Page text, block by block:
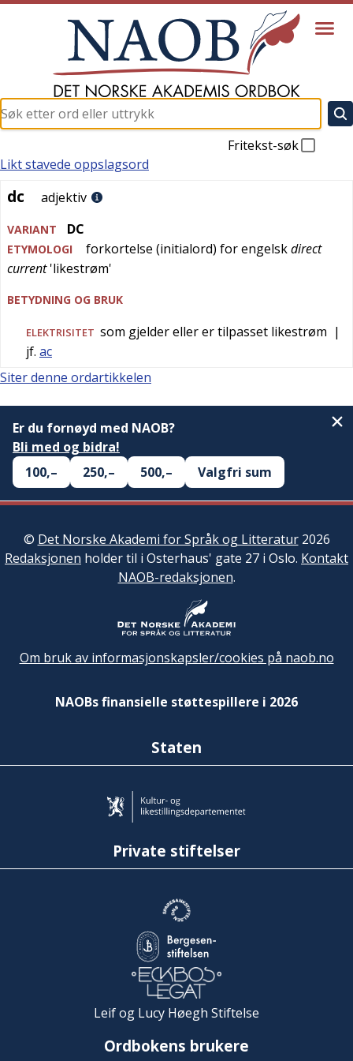
Fritekst-søk
dc
Likt stavede oppslagsord
dc adjektiv
VARIANT DC
ETYMOLOGI forkortelse (initialord) forengelskdirect
current'likestrøm'
BETYDNING OG BRUK
ELEKTRISITET som gjelder eller er tilpasset likestrøm |
jf. ac
Siter denne ordartikkelen
Er du fornøyd med NAOB?
Bli med og bidra!
100,–
250,– 500,– Valgfri sum
© Det Norske Akademi for Språk og Litteratur2026
Redaksjonen holder til i Osterhaus' gate 27 i Oslo. Kontakt
NAOB-redaksjonen.
Om bruk av informasjonskapsler/cookies på naob.no
NAOBs finansielle støttespillere i 2026
Staten
Private stiftelser
Leif og Lucy Høegh Stiftelse
Ordbokens brukere